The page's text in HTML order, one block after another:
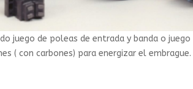
juego de poleas de entrada y banda o juego
( con carbones) para energizar el embrague.